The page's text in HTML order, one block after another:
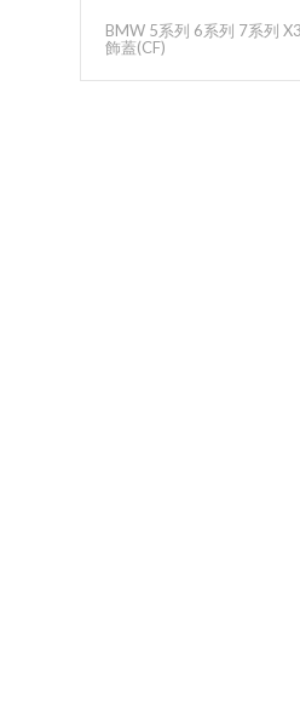
BMW 5系列 6系列 7系列
飾蓋(CF)